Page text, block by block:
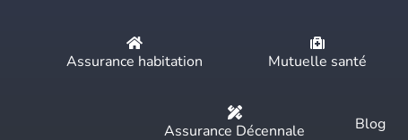
Assurance habitation Mutuelle santé
Assurance Décennale Blog